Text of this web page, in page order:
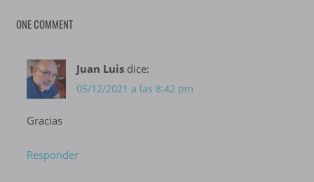
ONE COMMENT
Juan Luis dice:
05/12/2021 a las 8:42 pm
Gracias
Responder